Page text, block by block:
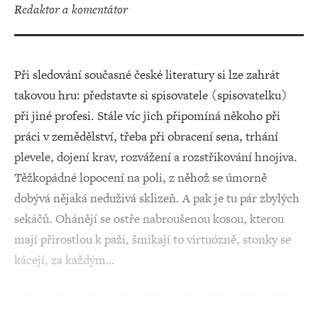
redaktor a komentátor
Při sledování současné české literatury si lze zahrát
takovou hru: představte si spisovatele (spisovatelku)
při jiné profesi. Stále víc jich připomíná někoho při
práci v zemědělství, třeba při obracení sena, trhání
plevele, dojení krav, rozvážení a rozstřikování hnojiva.
Těžkopádné lopocení na poli, z něhož se úmorně
dobývá nějaká neduživá sklizeň. A pak je tu pár zbylých
sekáčů. Ohánějí se ostře nabroušenou kosou, kterou
mají přirostlou k paži, šmikají to virtuózně, stonky se
kácejí, za každým…